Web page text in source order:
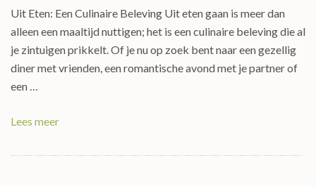
Uit Eten: Een Culinaire Beleving Uit eten gaan is meer dan
alleen een maaltijd nuttigen; het is een culinaire beleving die al
je zintuigen prikkelt. Of je nu op zoek bent naar een gezellig
diner met vrienden, een romantische avond met je partner of
een …
Lees meer